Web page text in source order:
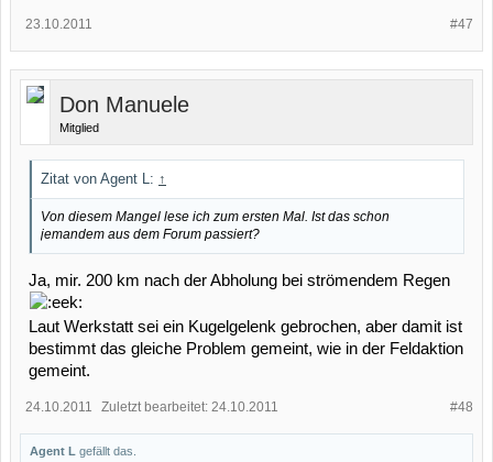
#47
23.10.2011
Don Manuele
Mitglied
Zitat von Agent L: ↑
Von diesem Mangel lese ich zum ersten Mal. Ist das schon
jemandem aus dem Forum passiert?
Ja, mir. 200 km nach der Abholung bei strömendem Regen
Laut Werkstatt sei ein Kugelgelenk gebrochen, aber damit ist
bestimmt das gleiche Problem gemeint, wie in der Feldaktion
gemeint.
#48
24.10.2011 Zuletzt bearbeitet: 24.10.2011
Agent L gefällt das.